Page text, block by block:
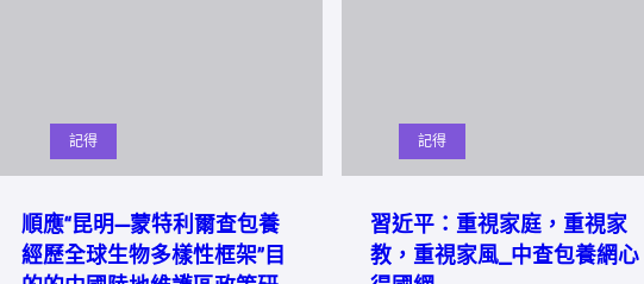
記得
順應“昆明—蒙特利爾查包養
經歷全球生物多樣性框架”目
記得
習近平：重視家庭，重視家
教，重視家風_中查包養網心